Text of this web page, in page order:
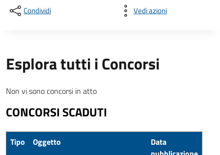
Condividi Vedi azioni
Esplora tutti i Concorsi
Non vi sono concorsi in atto
CONCORSI SCADUTI
Tipo Oggetto
Data